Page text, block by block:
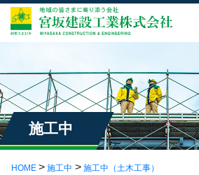
施工中
HOME 施工中
施工中（土木工事）